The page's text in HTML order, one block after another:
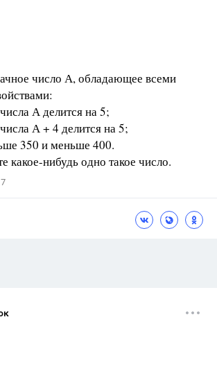
число А, обладающее всеми
А делится на 5;
А + 4 делится на 5;
350 и меньше 400.
какое-нибудь одно такое число.